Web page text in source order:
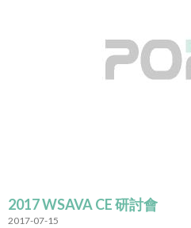
2017 WSAVA CE 研討會
2017-07-15